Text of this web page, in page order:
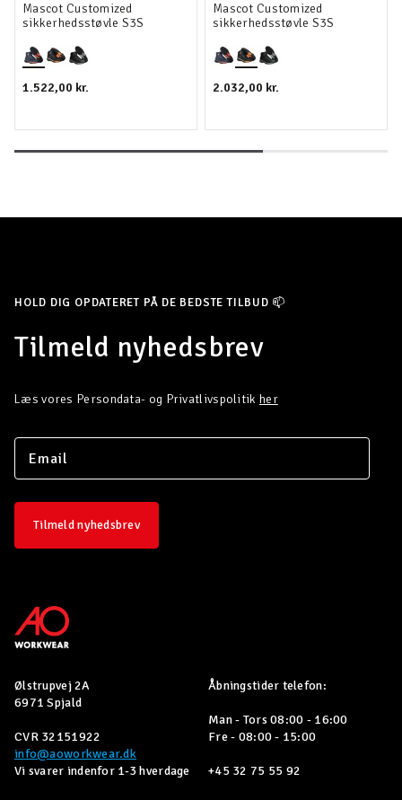
Mascot Customized
sikkerhedsstøvle S3S
1.522,00 kr.
Mascot Customized
sikkerhedsstøvle S3S
2.032,00 kr.
HOLD DIG OPDATERET PÅ DE BEDSTE TILBUD 📫
Tilmeld nyhedsbrev
Læs vores Persondata- og Privatlivspolitik her
Tilmeld nyhedsbrev
Ølstrupvej 2A
6971 Spjald
CVR 32151922
info@aoworkwear.dk
Vi svarer indenfor 1-3 hverdage
Åbningstider telefon:
Man - Tors 08:00 - 16:00
Fre - 08:00 - 15:00
+45 32 75 55 92